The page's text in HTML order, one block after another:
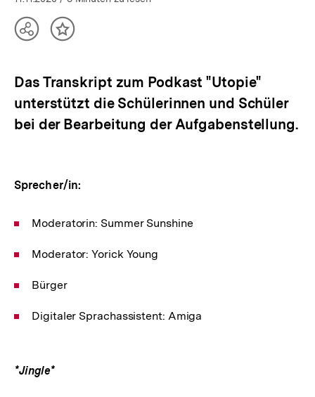
TeilenInhalt
Das Transkript zum Podkast "Utopie"
unterstützt die Schülerinnen und Schüler
bei der Bearbeitung der Aufgabenstellung.
Sprecher/in:
Moderatorin: Summer Sunshine
Moderator: Yorick Young
Bürger
Digitaler Sprachassistent: Amiga
*Jingle*